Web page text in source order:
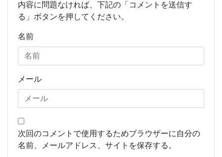
内容に問題なければ、下記の「コメントを送信す
る」ボタンを押してください。
名前
メール
次回のコメントで使用するためブラウザーに自分の
名前、メールアドレス、サイトを保存する。